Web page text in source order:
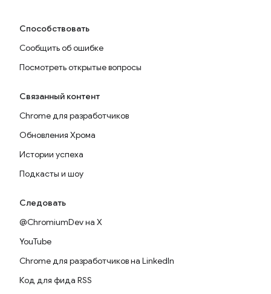
Способствовать
Сообщить об ошибке
Посмотреть открытые вопросы
Связанный контент
Chrome для разработчиков
Обновления Хрома
Истории успеха
Подкасты и шоу
Следовать
@ChromiumDev на X
YouTube
Chrome для разработчиков на LinkedIn
Код для фида RSS